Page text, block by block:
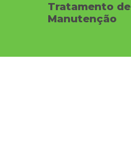
Tratamento de
Manutenção